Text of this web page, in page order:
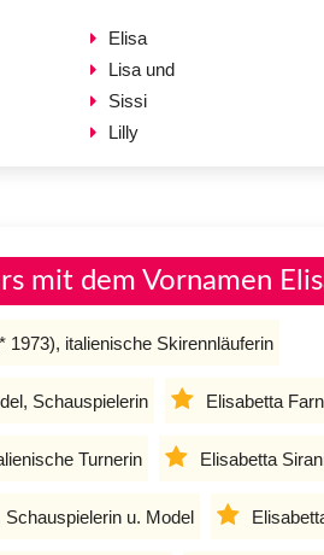
Elisa
Lisa und
Sissi
Lilly
mit dem Vornamen
1973), italienische Skirennläuferin
Schauspielerin Elisabetta
Turnerin Elisabetta
u. Model